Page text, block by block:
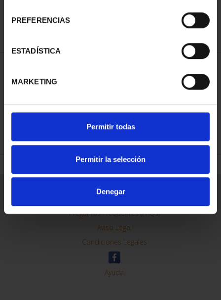
PREFERENCIAS
ESTADÍSTICA
MARKETING
Permitir todas
Permitir la selección
Denegar
REFINAR
Información General
Contacto
Preguntas Frequentes (FAQs)
Aviso Legal
Condiciones Legales
Ayuda